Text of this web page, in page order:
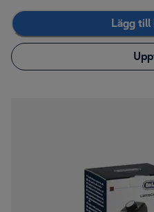
Lägg till